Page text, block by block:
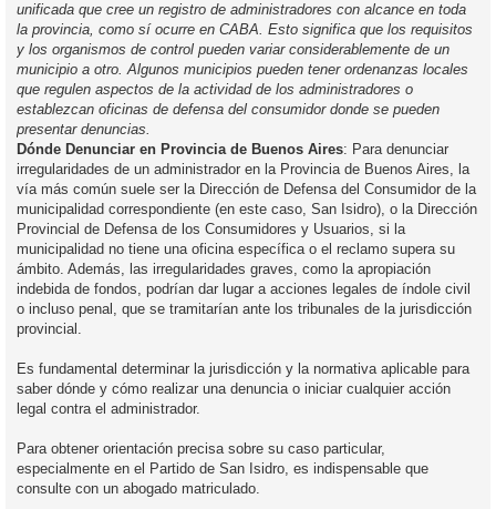
unificada que cree un registro de administradores con alcance en toda
la provincia, como sí ocurre en CABA. Esto significa que los requisitos
y los organismos de control pueden variar considerablemente de un
municipio a otro. Algunos municipios pueden tener ordenanzas locales
que regulen aspectos de la actividad de los administradores o
establezcan oficinas de defensa del consumidor donde se pueden
presentar denuncias.
Dónde Denunciar en Provincia de Buenos Aires: Para denunciar
irregularidades de un administrador en la Provincia de Buenos Aires, la
vía más común suele ser la Dirección de Defensa del Consumidor de la
municipalidad correspondiente (en este caso, San Isidro), o la Dirección
Provincial de Defensa de los Consumidores y Usuarios, si la
municipalidad no tiene una oficina específica o el reclamo supera su
ámbito. Además, las irregularidades graves, como la apropiación
indebida de fondos, podrían dar lugar a acciones legales de índole civil
o incluso penal, que se tramitarían ante los tribunales de la jurisdicción
provincial.
Es fundamental determinar la jurisdicción y la normativa aplicable para
saber dónde y cómo realizar una denuncia o iniciar cualquier acción
legal contra el administrador.
Para obtener orientación precisa sobre su caso particular,
especialmente en el Partido de San Isidro, es indispensable que
consulte con un abogado matriculado.